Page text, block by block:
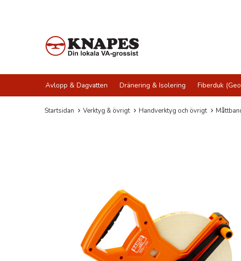
Avlopp & Dagvatten Dränering & Isolering Fiberduk
Startsidan Verktyg & övrigt Handverktyg och övrigt